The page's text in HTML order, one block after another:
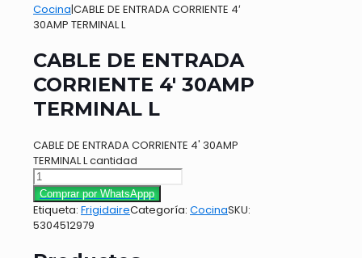
Cocina|CABLE DE ENTRADA CORRIENTE 4′
30AMP TERMINAL L
CABLE DE ENTRADA
CORRIENTE 4′ 30AMP
TERMINAL L
CABLE DE ENTRADA CORRIENTE 4' 30AMP
TERMINAL L cantidad
Comprar por WhatsAppp
Etiqueta: FrigidaireCategoría: CocinaSKU:
5304512979